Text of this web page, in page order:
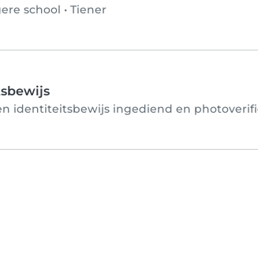
school • Tiener
identiteitsbewijs ingediend en